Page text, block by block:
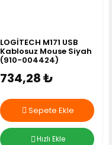
LOGİTECH M171 USB
Kablosuz Mouse Siyah
(910-004424)
734,28 ₺
Sepete Ekle
Hızlı Ekle